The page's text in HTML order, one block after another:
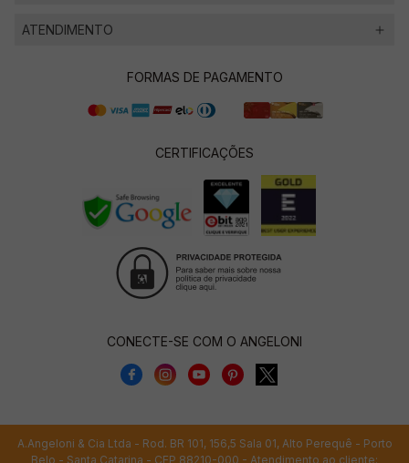
ATENDIMENTO
FORMAS DE PAGAMENTO
CERTIFICAÇÕES
CONECTE-SE COM O ANGELONI
A.Angeloni & Cia Ltda - Rod. BR 101, 156,5 Sala 01, Alto Perequê - Porto
Belo - Santa Catarina - CEP 88210-000 - Atendimento ao cliente: